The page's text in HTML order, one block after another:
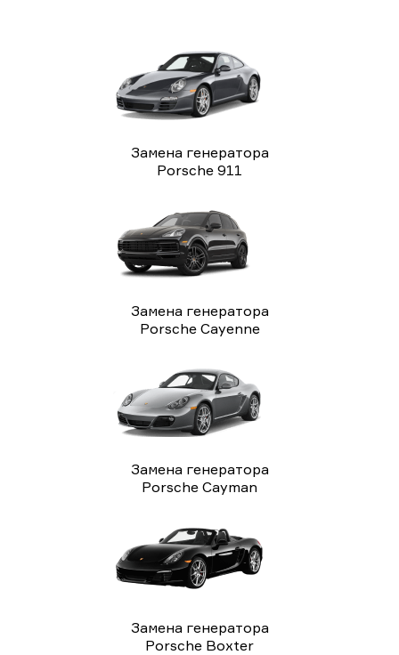
Замена генератора
Porsche 911
Замена генератора
Porsche Cayenne
Замена генератора
Porsche Cayman
Замена генератора
Porsche Boxter